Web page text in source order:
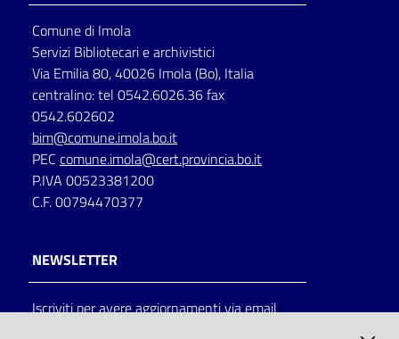
Comune di Imola
Servizi Bibliotecari e archivistici
Via Emilia 80, 40026 Imola (Bo), Italia
centralino: tel 0542.6026.36 fax
0542.602602
bim@comune.imola.bo.it
PEC comune.imola@cert.provincia.bo.it
P.IVA 00523381200
C.F. 00794470377
NEWSLETTER
Iscriviti per avere aggiornamenti via email